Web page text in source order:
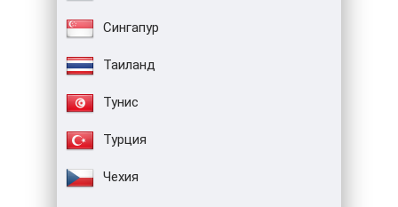
Сингапур
Таиланд
Тунис
Турция
Чехия